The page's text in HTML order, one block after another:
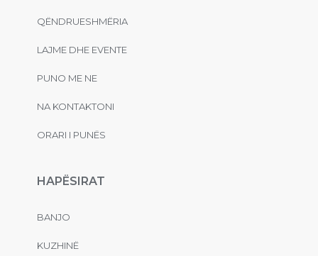
QËNDRUESHMËRIA
LAJME DHE EVENTE
PUNO ME NE
NA KONTAKTONI
ORARI I PUNËS
HAPËSIRAT
BANJO
KUZHINË